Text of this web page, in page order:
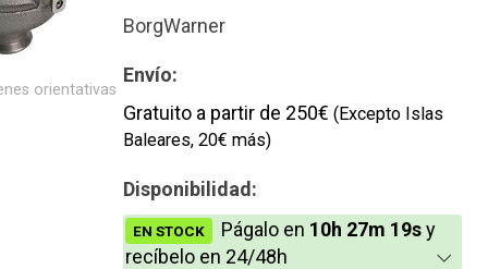
Reconstrucción
BorgWarner
Envío:
Gratuito a partir de 250€ (Excepto Islas
Baleares, 20€ más)
Disponibilidad:
EN STOCK Págalo en 10h 27m 19sy
recíbelo en 24/48h
orientativas